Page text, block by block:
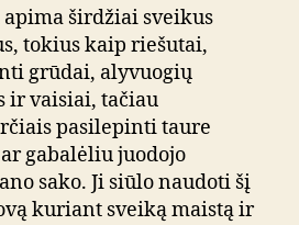
širdžiai sveikus
tokius kaip riešutai,
grūdai, alyvuogių
ir vaisiai, tačiau
pasilepinti taure
gabalėliu juodojo
sako. Ji siūlo naudoti šį
kuriant sveiką maistą ir